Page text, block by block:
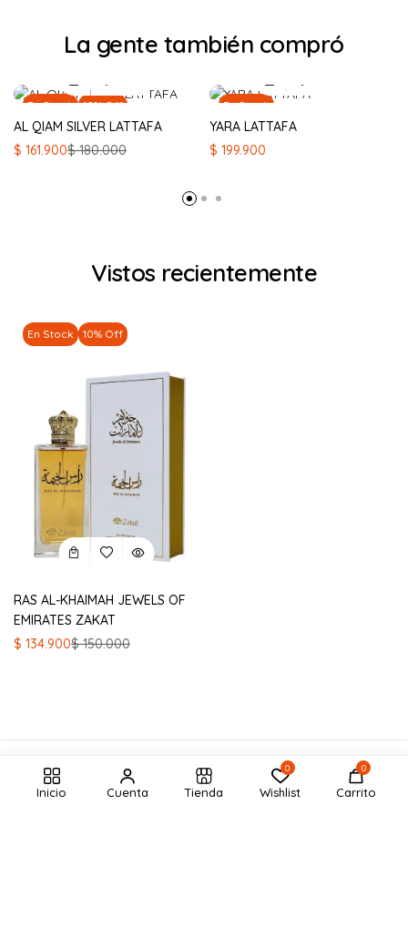
La gente también compró
En Stock 10% Off
AL QIAM SILVER LATTAFA
$180.000
El
$ 161.900
El
En Stock
YARA LATTAFA
$ 199.900
Vistos recientemente
En Stock 10% Off
RAS AL-KHAIMAH JEWELS OF
EMIRATES ZAKAT
$150.000
El
$ 134.900
El
Inicio Cuenta Tienda
0
Wishlist
0
Carrito